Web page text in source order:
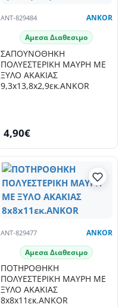
ANT-829484 ANKOR
Αμεσα Διαθεσιμο
ΣΑΠΟΥΝΟΘΗΚΗ
ΠΟΛΥΕΣΤΕΡΙΚΗ ΜΑΥΡΗ ΜΕ
ΞΥΛΟ ΑΚΑΚΙΑΣ
9,3x13,8x2,9εκ.ANKOR
4,90€
ANT-829477 ANKOR
Αμεσα Διαθεσιμο
ΠΟΤΗΡΟΘΗΚΗ
ΠΟΛΥΕΣΤΕΡΙΚΗ ΜΑΥΡΗ ΜΕ
ΞΥΛΟ ΑΚΑΚΙΑΣ
8x8x11εκ.ANKOR